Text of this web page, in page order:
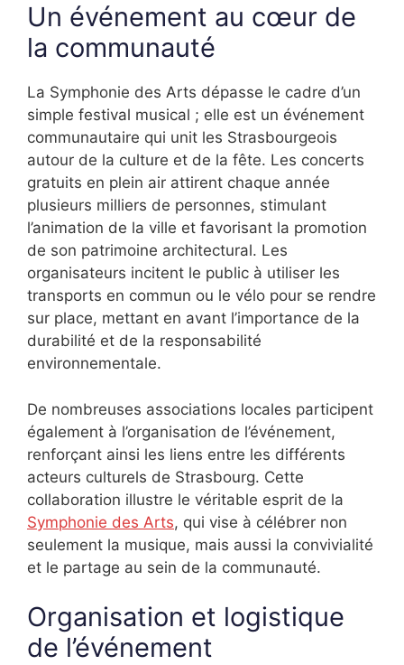
Un événement au cœur de
la communauté
La Symphonie des Arts dépasse le cadre d’un
simple festival musical ; elle est un événement
communautaire qui unit les Strasbourgeois
autour de la culture et de la fête. Les concerts
gratuits en plein air attirent chaque année
plusieurs milliers de personnes, stimulant
l’animation de la ville et favorisant la promotion
de son patrimoine architectural. Les
organisateurs incitent le public à utiliser les
transports en commun ou le vélo pour se rendre
sur place, mettant en avant l’importance de la
durabilité et de la responsabilité
environnementale.
De nombreuses associations locales participent
également à l’organisation de l’événement,
renforçant ainsi les liens entre les différents
acteurs culturels de Strasbourg. Cette
collaboration illustre le véritable esprit de la
Symphonie des Arts, qui vise à célébrer non
seulement la musique, mais aussi la convivialité
et le partage au sein de la communauté.
Organisation et logistique
de l’événement